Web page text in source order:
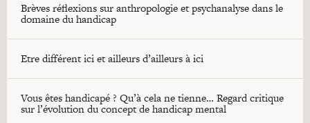
Brèves réflexions sur anthropologie et psychanalyse dans le
domaine du handicap
Etre différent ici et ailleurs d’ailleurs à ici
Vous êtes handicapé ? Qu’à cela ne tienne… Regard critique
sur l’évolution du concept de handicap mental